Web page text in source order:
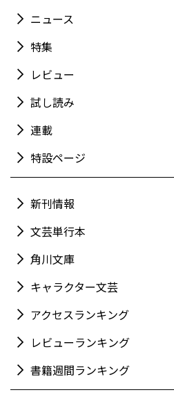
ニュース
特集
レビュー
試し読み
連載
特設ページ
新刊情報
文芸単行本
角川文庫
キャラクター文芸
アクセスランキング
レビューランキング
書籍週間ランキング